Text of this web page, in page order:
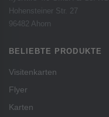
Hohensteiner Str. 27
96482 Ahorn
BELIEBTE PRODUKTE
Visitenkarten
Flyer
Karten